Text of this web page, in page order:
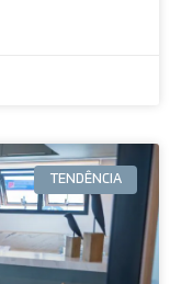
TENDÊNCIA